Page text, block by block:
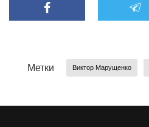
Метки Виктор Марущенко